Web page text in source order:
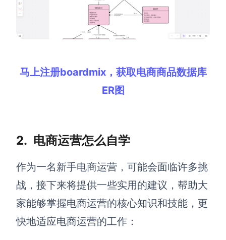
AI生成4P营销理论模型 AI生成简历
企业服务
私有化部署
客户案例
用boardmix提升团队协作效率
马上注册boardmix，获取电商商品数据库
ER图
2. 电商运营怎么自学
作为一名新手电商运营，可能会面临许多挑
战， 接下来将提供一些实用的建议，帮助大
家能够掌握电商运营的核心知识和技能，更
快地适应电商运营的工作：